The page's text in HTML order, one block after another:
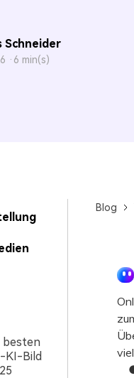
Schneider
· 6 min(s)
besten
KI-Bild
Blog
●